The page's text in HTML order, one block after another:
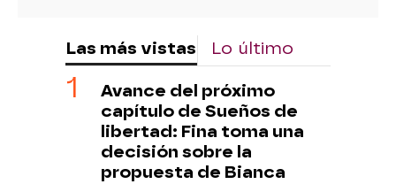
Las más vistas Lo último
Avance del próximo
capítulo de Sueños de
libertad: Fina toma una
decisión sobre la
propuesta de Bianca